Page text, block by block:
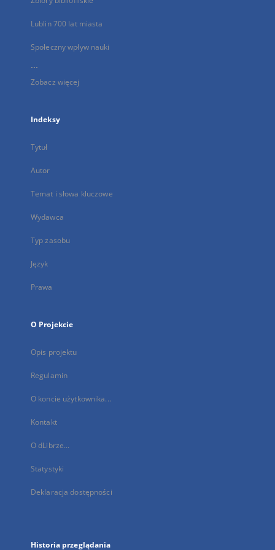
Lublin 700 lat miasta
Społeczny wpływ nauki
...
Zobacz więcej
Indeksy
Tytuł
Autor
Temat i słowa kluczowe
Wydawca
Typ zasobu
Język
Prawa
O Projekcie
Opis projektu
Regulamin
O koncie użytkownika...
Kontakt
O dLibrze...
Statystyki
Deklaracja dostępności
Historia przeglądania